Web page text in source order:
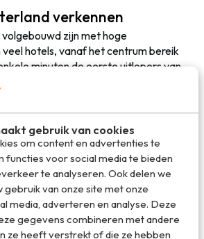
gebruik van cookies
om content en advertenties te
functies voor social media te bieden
te analyseren. Ook delen we
van onze site met onze
media, adverteren en analyse. Deze
gegevens combineren met andere
ze heeft verstrekt of die ze hebben
verkennen
zijn met hoge
hotels, vanaf het centrum bereik
minuten de eerste uitlopers van
bevind je je in een heel andere
zich uitstekend voor het maken
om lekker te fietsen. Tijdens een
kan het aardig warm zijn.
Algarzijn een aanrader. Hier tref je
aan waar je lekker kunt
aangelegde loopplank kun je zo